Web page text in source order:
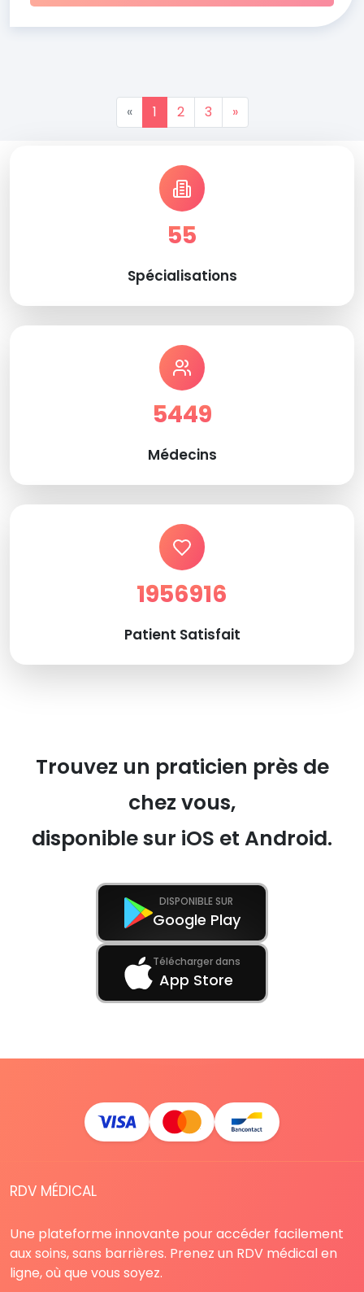
« 1 2 3 »
55
Spécialisations
5449
Médecins
1956916
Patient Satisfait
Trouvez un praticien près de
chez vous,
disponible sur iOS et Android.
DISPONIBLE SUR
Google Play
Télécharger dans
App Store
RDV MÉDICAL
Une plateforme innovante pour accéder facilement
aux soins, sans barrières. Prenez un RDV médical en
ligne, où que vous soyez.